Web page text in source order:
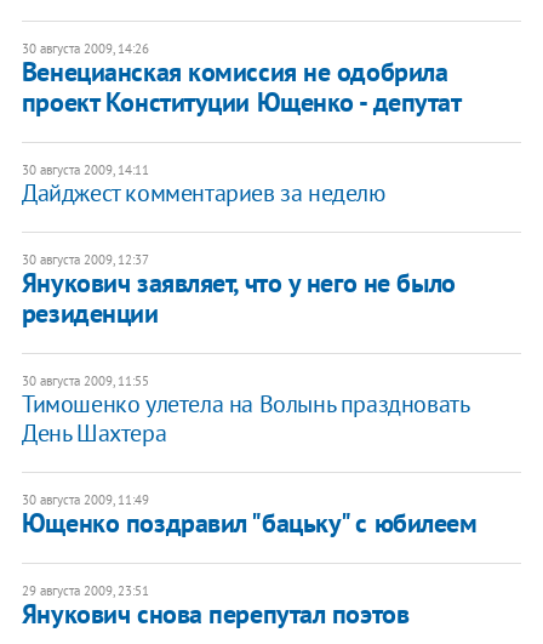
30 августа 2009, 14:26
Венецианская комиссия не одобрила
проект Конституции Ющенко - депутат
30 августа 2009, 14:11
Дайджест комментариев за неделю
30 августа 2009, 12:37
Янукович заявляет, что у него не было
резиденции
30 августа 2009, 11:55
Тимошенко улетела на Волынь праздновать
День Шахтера
30 августа 2009, 11:49
Ющенко поздравил "бацьку" с юбилеем
29 августа 2009, 23:51
Янукович снова перепутал поэтов